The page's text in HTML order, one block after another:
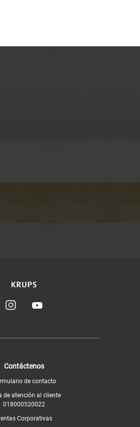
Contáctenos
de contacto
de atención al cliente
018000520022
Corporativas